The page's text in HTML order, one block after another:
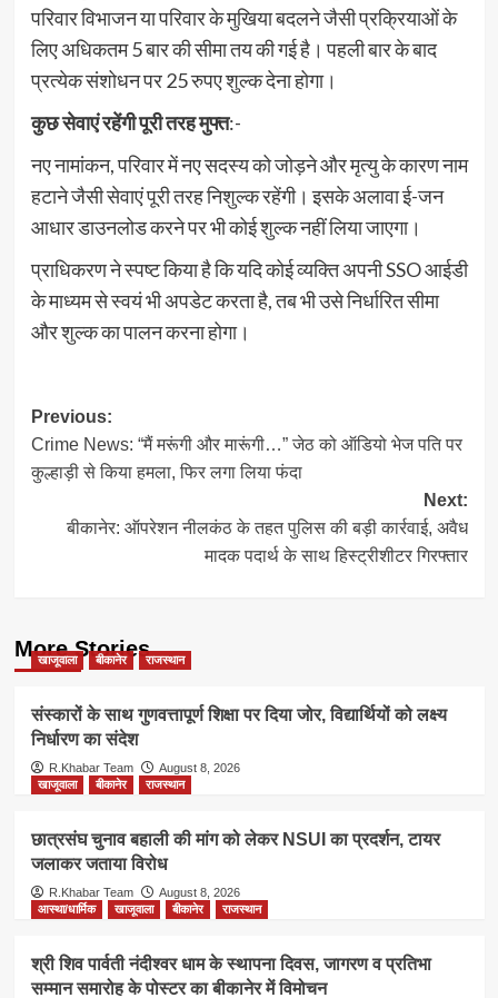
परिवार विभाजन या परिवार के मुखिया बदलने जैसी प्रक्रियाओं के
लिए अधिकतम 5 बार की सीमा तय की गई है। पहली बार के बाद
प्रत्येक संशोधन पर 25 रुपए शुल्क देना होगा।
कुछ सेवाएं रहेंगी पूरी तरह मुफ्त:-
नए नामांकन, परिवार में नए सदस्य को जोड़ने और मृत्यु के कारण नाम
हटाने जैसी सेवाएं पूरी तरह निशुल्क रहेंगी। इसके अलावा ई-जन
आधार डाउनलोड करने पर भी कोई शुल्क नहीं लिया जाएगा।
प्राधिकरण ने स्पष्ट किया है कि यदि कोई व्यक्ति अपनी SSO आईडी
के माध्यम से स्वयं भी अपडेट करता है, तब भी उसे निर्धारित सीमा
और शुल्क का पालन करना होगा।
Post
navigation
Previous:
Crime News: “मैं मरूंगी और मारूंगी…” जेठ को ऑडियो भेज पति पर
कुल्हाड़ी से किया हमला, फिर लगा लिया फंदा
Next:
बीकानेर: ऑपरेशन नीलकंठ के तहत पुलिस की बड़ी कार्रवाई, अवैध
मादक पदार्थ के साथ हिस्ट्रीशीटर गिरफ्तार
More Stories
खाजूवाला बीकानेर राजस्थान
संस्कारों के साथ गुणवत्तापूर्ण शिक्षा पर दिया जोर, विद्यार्थियों को लक्ष्य
निर्धारण का संदेश
R.Khabar Team
August 8, 2026
खाजूवाला
बीकानेर राजस्थान
छात्रसंघ चुनाव बहाली की मांग को लेकर NSUI का प्रदर्शन, टायर
जलाकर जताया विरोध
R.Khabar Team
August 8, 2026
आस्था/धार्मिक
खाजूवाला बीकानेर राजस्थान
श्री शिव पार्वती नंदीश्वर धाम के स्थापना दिवस, जागरण व प्रतिभा
सम्मान समारोह के पोस्टर का बीकानेर में विमोचन